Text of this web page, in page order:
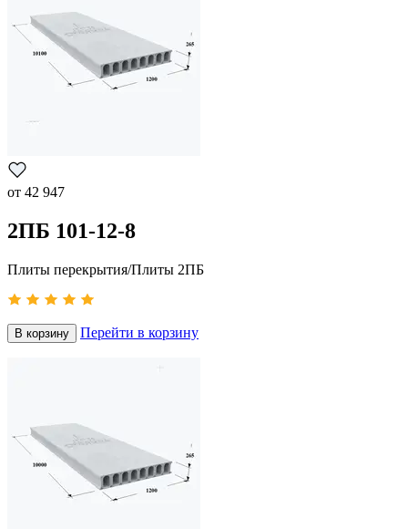
от 42 947
2ПБ 101-12-8
Плиты перекрытия/Плиты 2ПБ
В корзину Перейти в корзину